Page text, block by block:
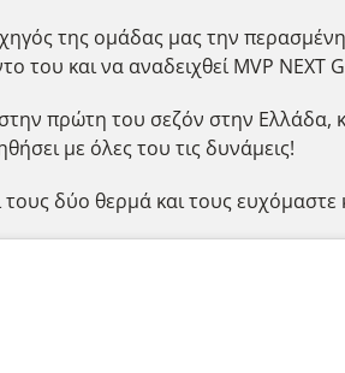
της ομάδας μας την
του και να αναδειχθεί MVP NEXT
πρώτη του σεζόν στην Ελλάδα,
με όλες του τις δυνάμεις!
δύο θερμά και τους